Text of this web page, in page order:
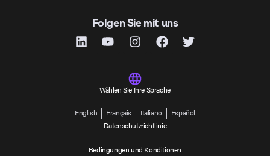
Folgen Sie mit uns
Wählen Sie Ihre Sprache
English Français Italiano
Español
Datenschutzrichtlinie
Bedingungen und Konditionen